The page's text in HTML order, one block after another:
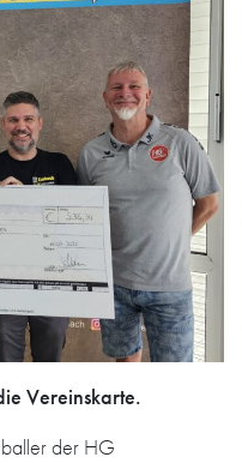
Vereinskarte.
der HG